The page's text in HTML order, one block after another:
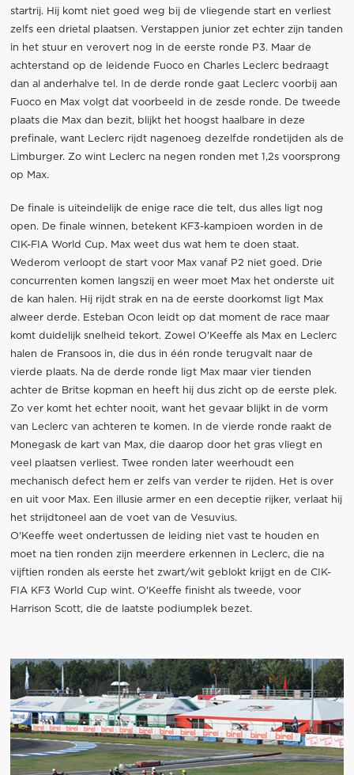
startrij. Hij komt niet goed weg bij de vliegende start en verliest
zelfs een drietal plaatsen. Verstappen junior zet echter zijn tanden
in het stuur en verovert nog in de eerste ronde P3. Maar de
achterstand op de leidende Fuoco en Charles Leclerc bedraagt
dan al anderhalve tel. In de derde ronde gaat Leclerc voorbij aan
Fuoco en Max volgt dat voorbeeld in de zesde ronde. De tweede
plaats die Max dan bezit, blijkt het hoogst haalbare in deze
prefinale, want Leclerc rijdt nagenoeg dezelfde rondetijden als de
Limburger. Zo wint Leclerc na negen ronden met 1,2s voorsprong
op Max.
De finale is uiteindelijk de enige race die telt, dus alles ligt nog
open. De finale winnen, betekent KF3-kampioen worden in de
CIK-FIA World Cup. Max weet dus wat hem te doen staat.
Wederom verloopt de start voor Max vanaf P2 niet goed. Drie
concurrenten komen langszij en weer moet Max het onderste uit
de kan halen. Hij rijdt strak en na de eerste doorkomst ligt Max
alweer derde. Esteban Ocon leidt op dat moment de race maar
komt duidelijk snelheid tekort. Zowel O'Keeffe als Max en Leclerc
halen de Fransoos in, die dus in één ronde terugvalt naar de
vierde plaats. Na de derde ronde ligt Max maar vier tienden
achter de Britse kopman en heeft hij dus zicht op de eerste plek.
Zo ver komt het echter nooit, want het gevaar blijkt in de vorm
van Leclerc van achteren te komen. In de vierde ronde raakt de
Monegask de kart van Max, die daarop door het gras vliegt en
veel plaatsen verliest. Twee ronden later weerhoudt een
mechanisch defect hem er zelfs van verder te rijden. Het is over
en uit voor Max. Een illusie armer en een deceptie rijker, verlaat hij
het strijdtoneel aan de voet van de Vesuvius.
O'Keeffe weet ondertussen de leiding niet vast te houden en
moet na tien ronden zijn meerdere erkennen in Leclerc, die na
vijftien ronden als eerste het zwart/wit geblokt krijgt en de CIK-
FIA KF3 World Cup wint. O'Keeffe finisht als tweede, voor
Harrison Scott, die de laatste podiumplek bezet.